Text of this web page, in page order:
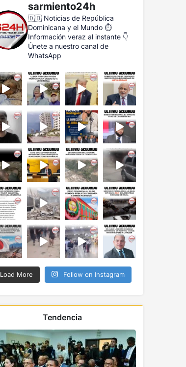
sarmiento24h
🇩🇴 Noticias de República
Dominicana y el Mundo ⏱️
Información veraz al instante 👇
Únete a nuestro canal de
WhatsApp
Load More Follow on Instagram
Tendencia